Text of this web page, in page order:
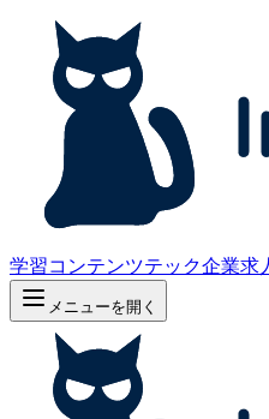
学習コンテンツテック企業求
メニューを開く